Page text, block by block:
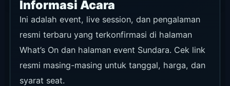
Bali sebelum bill.
Saat memakai Klook atau KKday untuk
dining package, cek inclusion, tanggal,
dan aturan pembatalan di halaman
produk.